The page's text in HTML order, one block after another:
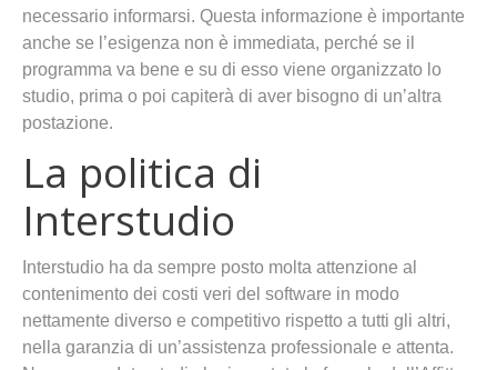
necessario informarsi. Questa informazione è importante
anche se l’esigenza non è immediata, perché se il
programma va bene e su di esso viene organizzato lo
studio, prima o poi capiterà di aver bisogno di un’altra
postazione.
La politica di
Interstudio
Interstudio ha da sempre posto molta attenzione al
contenimento dei costi veri del software in modo
nettamente diverso e competitivo rispetto a tutti gli altri,
nella garanzia di un’assistenza professionale e attenta.